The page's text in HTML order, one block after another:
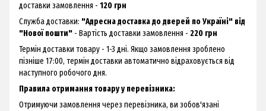
доставки замовлення - 120 грн
Служба доставки: "Адресна доставка до дверей по Україні" від
"Нової пошти" - Вартість доставки замовлення - 220 грн
Термін доставки товару - 1-3 дні. Якщо замовлення зроблено
пізніше 17:00, термін доставки автоматично відраховується від
наступного робочого дня.
Правила отримання товару у перевізника:
Отримуючи замовлення через перевізника, ви зобов'язані